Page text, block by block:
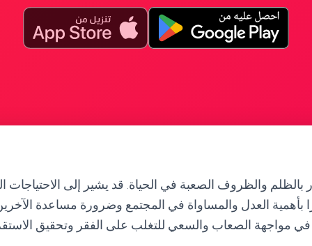
والظروف الصعبة في الحياة. قد يشير إلى الاحتياجات
بأهمية العدل والمساواة في المجتمع وضرورة مساعدة
في مواجهة الصعاب والسعي للتغلب على الفقر وتحقيق